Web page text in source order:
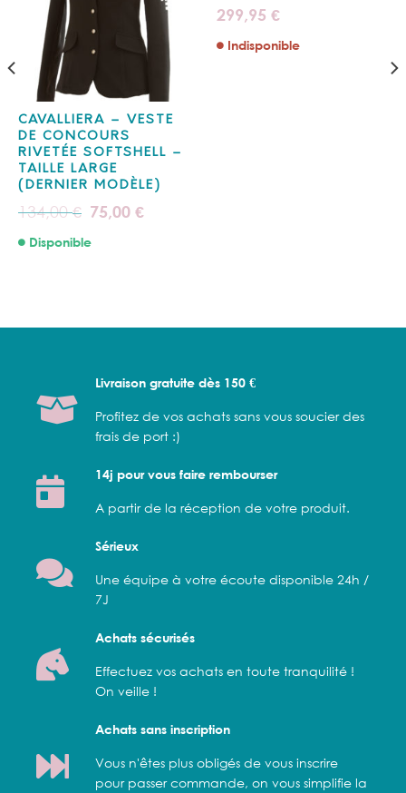
CAVALLIERA – VESTE
DE CONCOURS
RIVETÉE SOFTSHELL –
TAILLE LARGE
(DERNIER MODÈLE)
134,00€ Le
prix
était :
75,00€Le
prix
Disponible
299,95 €
Indisponible
Livraison gratuite dès 150 €
Profitez de vos achats sans vous soucier des
frais de port :)
14j pour vous faire rembourser
A partir de la réception de votre produit.
Sérieux
Une équipe à votre écoute disponible 24h /
7J
Achats sécurisés
Effectuez vos achats en toute tranquilité !
On veille !
Achats sans inscription
Vous n'êtes plus obligés de vous inscrire
pour passer commande, on vous simplifie la